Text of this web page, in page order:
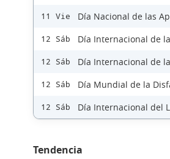
11 Vie Día Nacional de las
12 Sáb Día Internacional de
12 Sáb Día Internacional de
12 Sáb Día Mundial de la
12 Sáb Día Internacional del
Tendencia